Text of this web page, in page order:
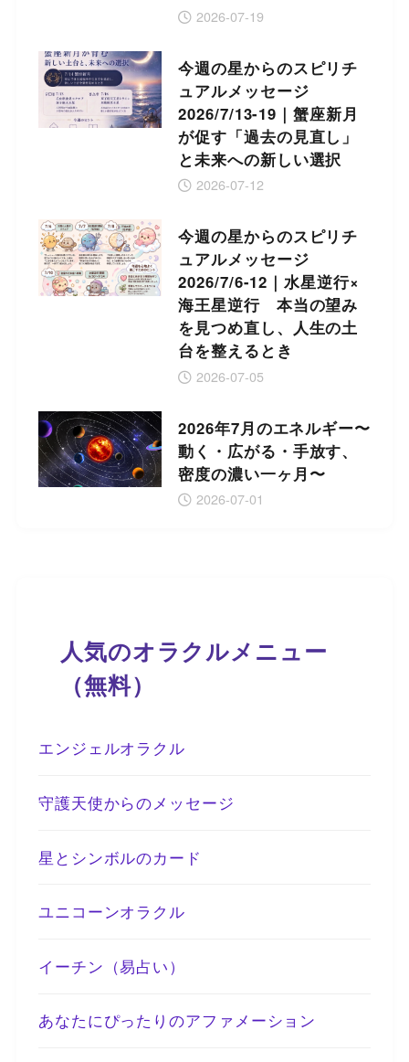
2026-07-19
今週の星からのスピリチ
ュアルメッセージ
2026/7/13-19｜蟹座新月
が促す「過去の見直し」
と未来への新しい選択
2026-07-12
今週の星からのスピリチ
ュアルメッセージ
2026/7/6-12｜水星逆行×
海王星逆行 本当の望み
を見つめ直し、人生の土
台を整えるとき
2026-07-05
2026年7月のエネルギー〜
動く・広がる・手放す、
密度の濃い一ヶ月〜
2026-07-01
人気のオラクルメニュー
（無料）
エンジェルオラクル
守護天使からのメッセージ
星とシンボルのカード
ユニコーンオラクル
イーチン（易占い）
あなたにぴったりのアファメーション